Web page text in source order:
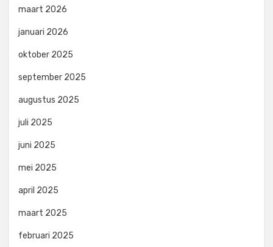
maart 2026
januari 2026
oktober 2025
september 2025
augustus 2025
juli 2025
juni 2025
mei 2025
april 2025
maart 2025
februari 2025